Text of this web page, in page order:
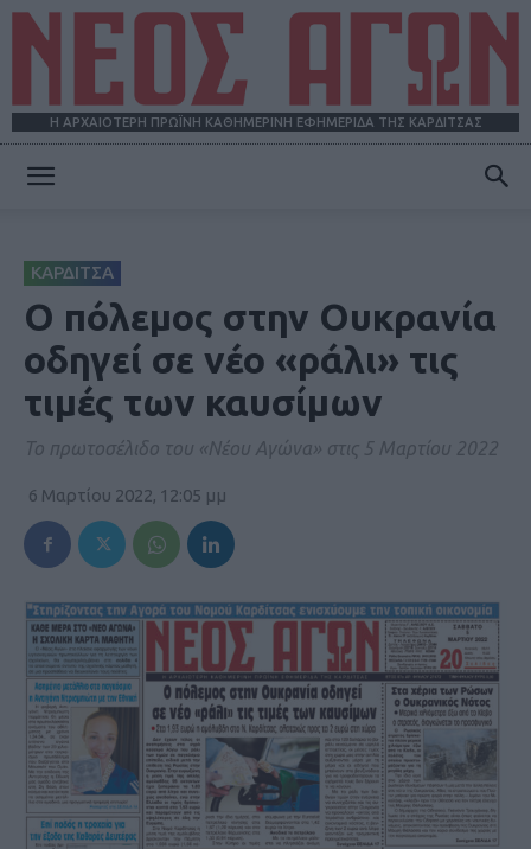
Η ΑΡΧΑΙΟΤΕΡΗ ΠΡΩΪΝΗ ΚΑΘΗΜΕΡΙΝΗ ΕΦΗΜΕΡΙΔΑ ΤΗΣ ΚΑΡΔΙΤΣΑΣ
ΚΑΡΔΙΤΣΑ
Ο πόλεμος στην Ουκρανία
οδηγεί σε νέο «ράλι» τις
τιμές των καυσίμων
Το πρωτοσέλιδο του «Νέου Αγώνα» στις 5 Μαρτίου 2022
6 Μαρτίου 2022, 12:05 μμ